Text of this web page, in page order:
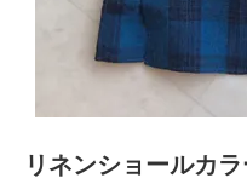
リネンショールカ